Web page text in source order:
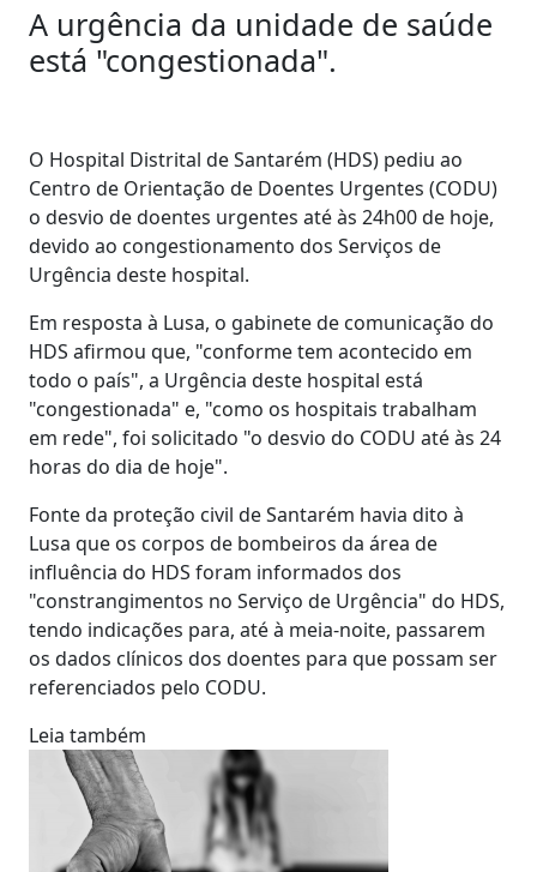
A urgência da unidade de saúde
está "congestionada".
O Hospital Distrital de Santarém (HDS) pediu ao
Centro de Orientação de Doentes Urgentes (CODU)
o desvio de doentes urgentes até às 24h00 de hoje,
devido ao congestionamento dos Serviços de
Urgência deste hospital.
Em resposta à Lusa, o gabinete de comunicação do
HDS afirmou que, "conforme tem acontecido em
todo o país", a Urgência deste hospital está
"congestionada" e, "como os hospitais trabalham
em rede", foi solicitado "o desvio do CODU até às 24
horas do dia de hoje".
Fonte da proteção civil de Santarém havia dito à
Lusa que os corpos de bombeiros da área de
influência do HDS foram informados dos
"constrangimentos no Serviço de Urgência" do HDS,
tendo indicações para, até à meia-noite, passarem
os dados clínicos dos doentes para que possam ser
referenciados pelo CODU.
Leia também